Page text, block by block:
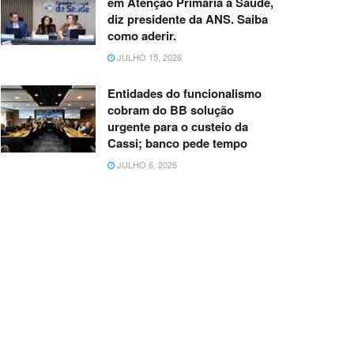
diz presidente da ANS. Saiba
como aderir.
JULHO 15, 2026
Entidades do funcionalismo
cobram do BB solução
urgente para o custeio da
Cassi; banco pede tempo
JULHO 6, 2026